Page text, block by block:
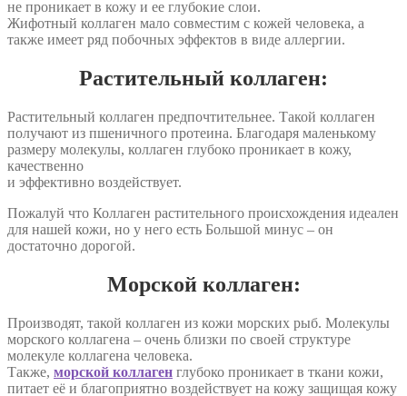
не проникает в кожу и ее глубокие слои.
Жифотный коллаген мало совместим с кожей человека, а
также имеет ряд побочных эффектов в виде аллергии.
Растительный коллаген:
Растительный коллаген предпочтительнее. Такой коллаген
получают из пшеничного протеина. Благодаря маленькому
размеру молекулы, коллаген глубоко проникает в кожу,
качественно
и эффективно воздействует.
Пожалуй что Коллаген растительного происхождения идеален
для нашей кожи, но у него есть Большой минус – он
достаточно дорогой.
Морской коллаген:
Производят, такой коллаген из кожи морских рыб. Молекулы
морского коллагена – очень близки по своей структуре
молекуле коллагена человека.
Также, морской коллаген глубоко проникает в ткани кожи,
питает её и благоприятно воздействует на кожу защищая кожу